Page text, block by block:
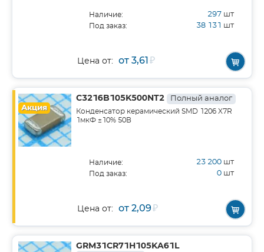
Наличие: 297 шт
Под заказ: 38 131 шт
Цена от: от 3,61₽
Акция
C3216B105K500NT2 Полный аналог
Конденсатор керамический SMD 1206 X7R
1мкФ ±10% 50В
Наличие: 23 200 шт
Под заказ: 0 шт
Цена от: от 2,09₽
GRM31CR71H105KA61L